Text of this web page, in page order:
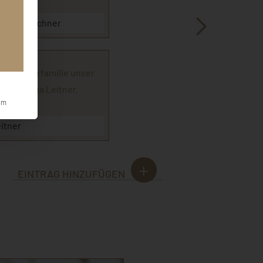
Trauerfamilie unser
u. Helga Leitner.
EINTRAG HINZUFÜGEN